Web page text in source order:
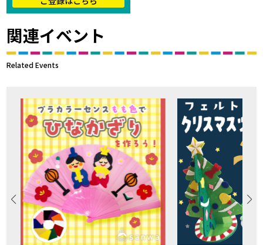
関連イベント
Related Events